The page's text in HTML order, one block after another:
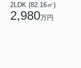
2LDK (82.16㎡)
2,980万円